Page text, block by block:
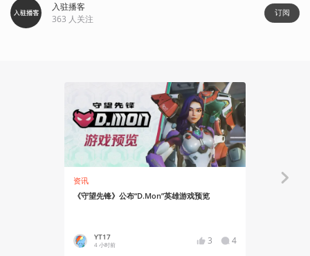
入驻播客
363 人关注
订阅
资讯
《守望先锋》公布“D.Mon”英雄游戏预览
YT17
4 小时前 3 4
Gadio Life